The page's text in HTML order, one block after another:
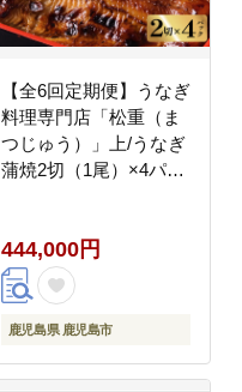
【全6回定期便】うなぎ
料理専門店「松重（ま
つじゅう）」上/うなぎ
蒲焼2切（1尾）×4パッ
444,000円
鹿児島県 鹿児島市